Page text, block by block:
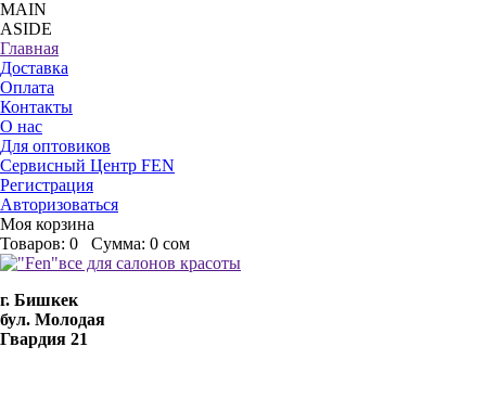
MAIN
ASIDE
Главная
Доставка
Оплата
Контакты
О нас
Для оптовиков
Сервисный Центр FEN
Регистрация
Авторизоваться
Моя корзина
Товаров: 0 Сумма: 0 сом
г. Бишкек
бул. Молодая
Гвардия 21